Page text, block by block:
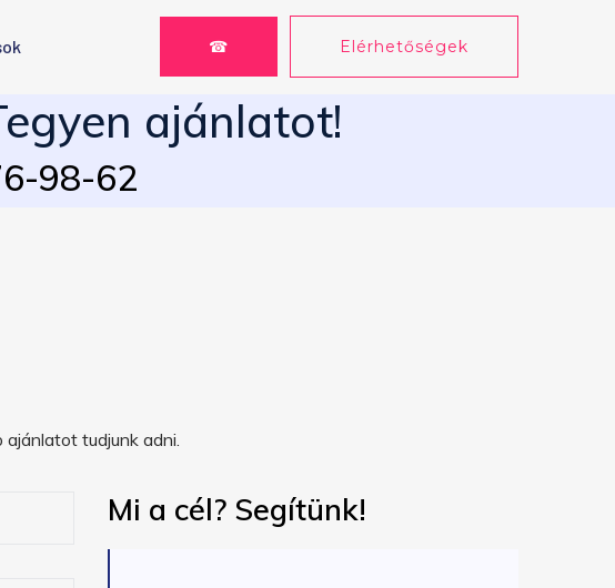
☎ Elérhetőségek
ajánlatot!
98-62
tudjunk adni.
Mi a cél? Segítünk!